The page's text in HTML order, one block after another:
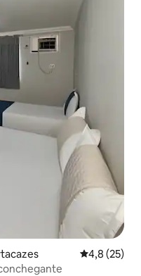
4,8 de uma
4,8 (25)